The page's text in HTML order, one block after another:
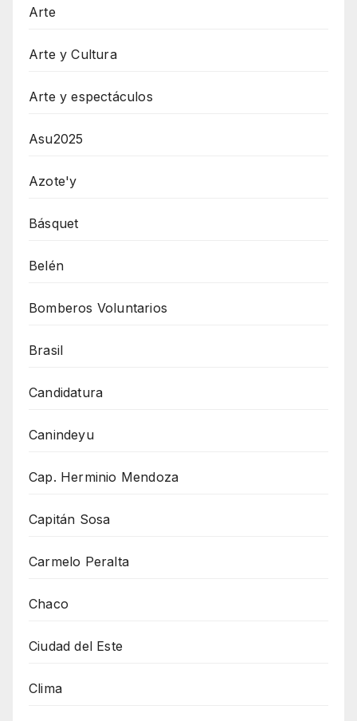
Arte
Arte y Cultura
Arte y espectáculos
Asu2025
Azote'y
Básquet
Belén
Bomberos Voluntarios
Brasil
Candidatura
Canindeyu
Cap. Herminio Mendoza
Capitán Sosa
Carmelo Peralta
Chaco
Ciudad del Este
Clima